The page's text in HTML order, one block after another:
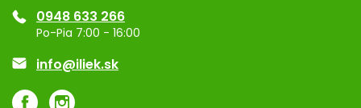
Značky0948 633 266
Po-Pia 7:00 - 16:00
info@iliek.sk